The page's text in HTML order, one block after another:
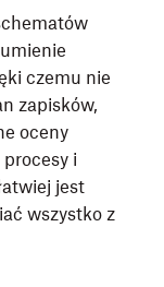
czemu nie
zapisków,
oceny
i
jest
wszystko z